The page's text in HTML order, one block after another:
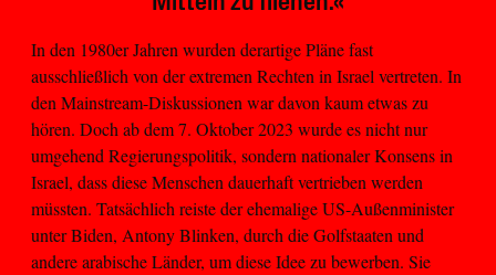
In den 1980er Jahren wurden derartige Pläne fast
ausschließlich von der extremen Rechten in Israel vertreten. In
den Mainstream-Diskussionen war davon kaum etwas zu
hören. Doch ab dem 7. Oktober 2023 wurde es nicht nur
umgehend Regierungspolitik, sondern nationaler Konsens in
Israel, dass diese Menschen dauerhaft vertrieben werden
müssten. Tatsächlich reiste der ehemalige US-Außenminister
unter Biden, Antony Blinken, durch die Golfstaaten und
andere arabische Länder, um diese Idee zu bewerben. Sie